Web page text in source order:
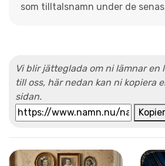
som tilltalsnamn under de
Vi blir jätteglada om ni lämnar en
till oss, här nedan kan ni kopiera
sidan.